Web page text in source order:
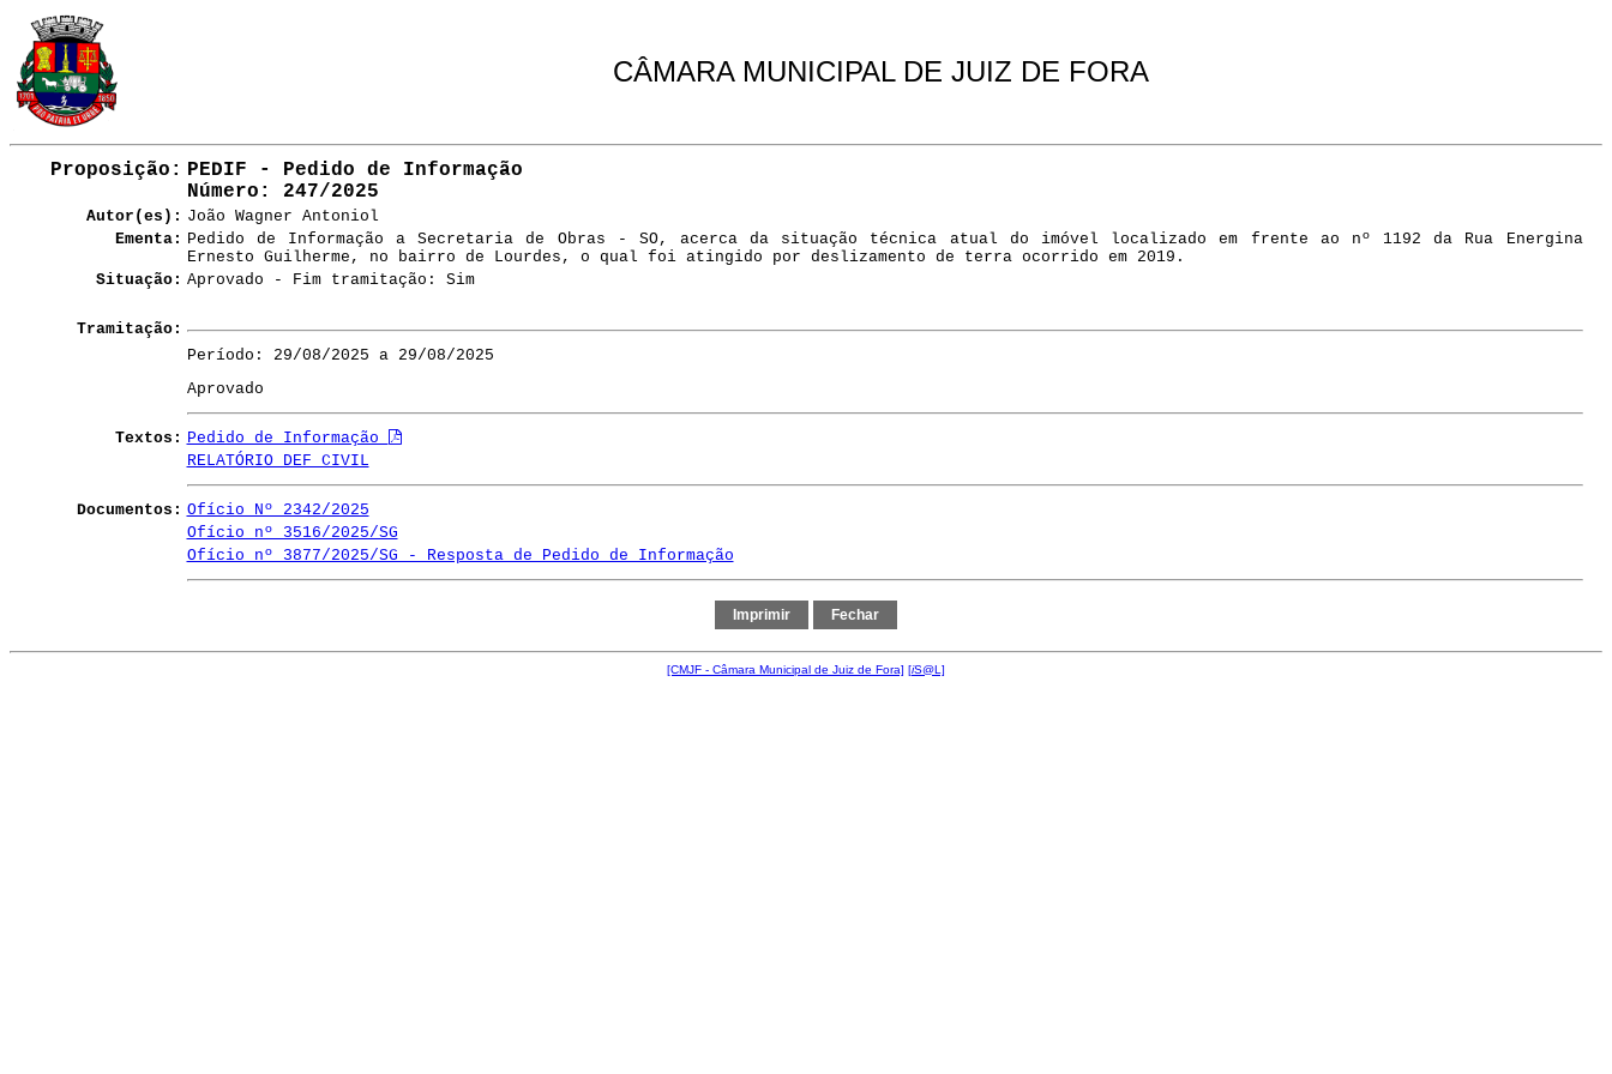
CÂMARA MUNICIPAL DE JUIZ DE FORA
Proposição: PEDIF - Pedido de Informação
Número : 247/2025
Autor(es): João Wagner Antoniol
Ementa: Pedido de Informação a Secretaria de Obras - SO, acerca da situação técnica atual do imóvel localizado em frente ao nº 1192 da Rua Energina
Ernesto Guilherme, no bairro de Lourdes, o qual foi atingido por deslizamento de terra ocorrido em 2019.
Situação: Aprovado - Fim tramitação: Sim
Tramitação:
Período: 29/08/2025 a 29/08/2025
Aprovado
Textos: Pedido de Informação
RELATÓRIO DEF CIVIL
Documentos: Ofício Nº 2342/2025
Ofício nº 3516/2025/SG
Ofício nº 3877/2025/SG - Resposta de Pedido de Informação
[CMJF - Câmara Municipal de Juiz de Fora] [iS@L]